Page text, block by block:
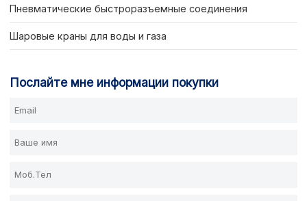
Пневматические быстроразъемные соединения
Шаровые краны для воды и газа
Послайте мне информации покупки